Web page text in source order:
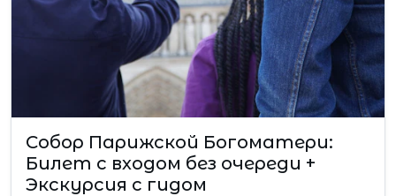
Собор Парижской Богоматери:
Билет с входом без очереди +
Экскурсия с гидом